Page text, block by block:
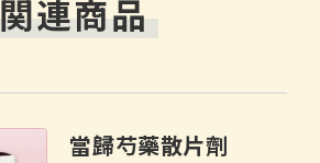
関連商品
當歸芍藥散片劑